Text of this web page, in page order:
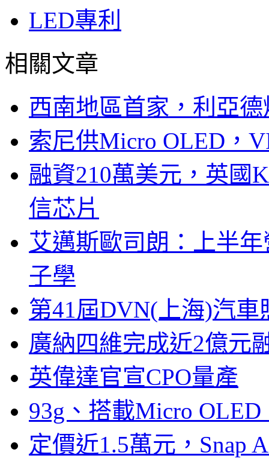
LED專利
相關文章
西南地區首家，利亞
索尼供Micro OLED，
融資210萬美元，英國
信芯片
艾邁斯歐司朗：上半
子學
第41屆DVN(上海)汽
廣納四維完成近2億元
英偉達官宣CPO量產
93g、搭載Micro
定價近1.5萬元，Snap